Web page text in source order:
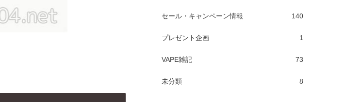
セール・キャンペーン情報 140
プレゼント企画 1
VAPE雑記 73
未分類 8